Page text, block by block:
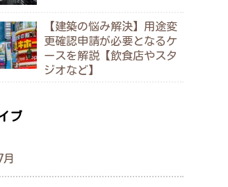
【建築の悩み解決】用途変
更確認申請が必要となるケ
ースを解説【飲食店やスタ
ジオなど】
ブ
月